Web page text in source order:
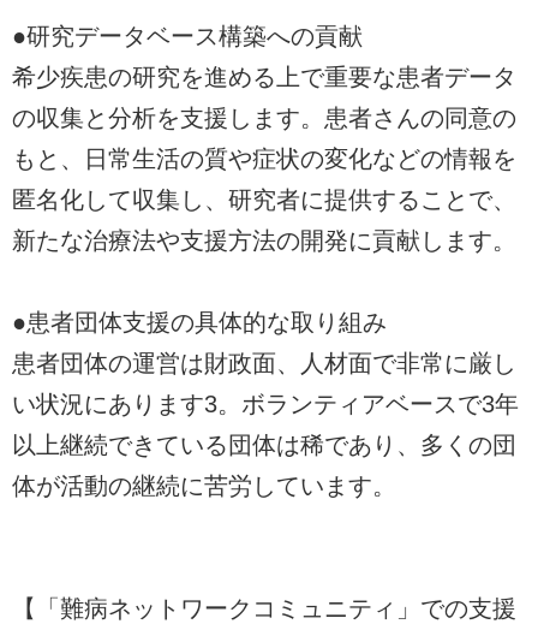
●研究データベース構築への貢献
希少疾患の研究を進める上で重要な患者データ
の収集と分析を支援します。患者さんの同意の
もと、日常生活の質や症状の変化などの情報を
匿名化して収集し、研究者に提供することで、
新たな治療法や支援方法の開発に貢献します。
●患者団体支援の具体的な取り組み
患者団体の運営は財政面、人材面で非常に厳し
い状況にあります3。ボランティアベースで3年
以上継続できている団体は稀であり、多くの団
体が活動の継続に苦労しています。
【「難病ネットワークコミュニティ」での支援